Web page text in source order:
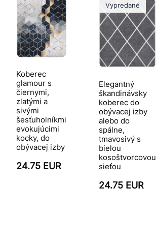
Koberec
glamour s
čiernymi,
zlatými a
sivými
šesťuholníkmi
evokujúcimi
kocky, do
obývacej izby
24.75 EUR
Vypredané
Elegantný
škandinávsky
koberec do
obývacej izby
alebo do
spálne,
tmavosivý s
bielou
kosoštvorcovou
sieťou
24.75 EUR